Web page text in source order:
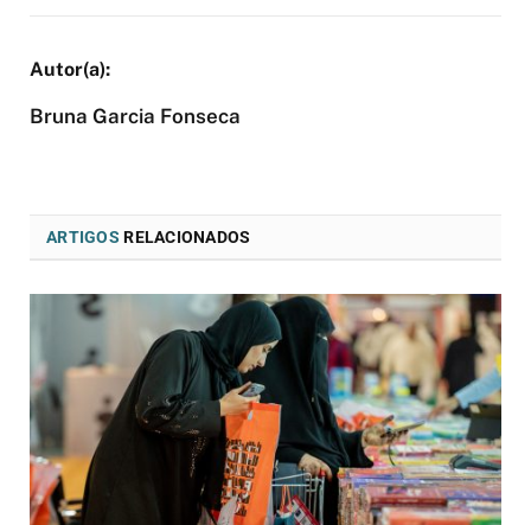
Bruna Garcia Fonseca
ARTIGOS RELACIONADOS